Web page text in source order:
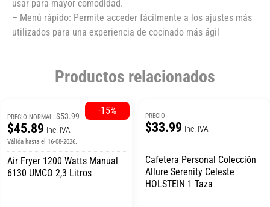
usar para mayor comodidad.
– Menú rápido: Permite acceder fácilmente a los ajustes más
utilizados para una experiencia de cocinado más ágil
Productos relacionados
PRECIO NORMAL:$53.99
$45.89 Inc. IVA
Válida hasta el 16-08-2026.
Air Fryer 1200 Watts Manual
6130 UMCO 2,3 Litros
-15% PRECIO
$33.99 Inc. IVA
Cafetera Personal Colección
Allure Serenity Celeste
HOLSTEIN 1 Taza